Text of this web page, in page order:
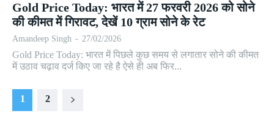
Gold Price Today: भारत में 27 फरवरी 2026 को सोने
की कीमत में गिरावट, देखें 10 ग्राम सोने के रेट
Amandeep Singh - 27/02/2026
Gold Price Today: भारत में पिछले कुछ समय से लगातार सोने की कीमत
में उठाव चढ़ाव दर्ज किए जा रहे है ऐसे ही अब फिर...
1 2